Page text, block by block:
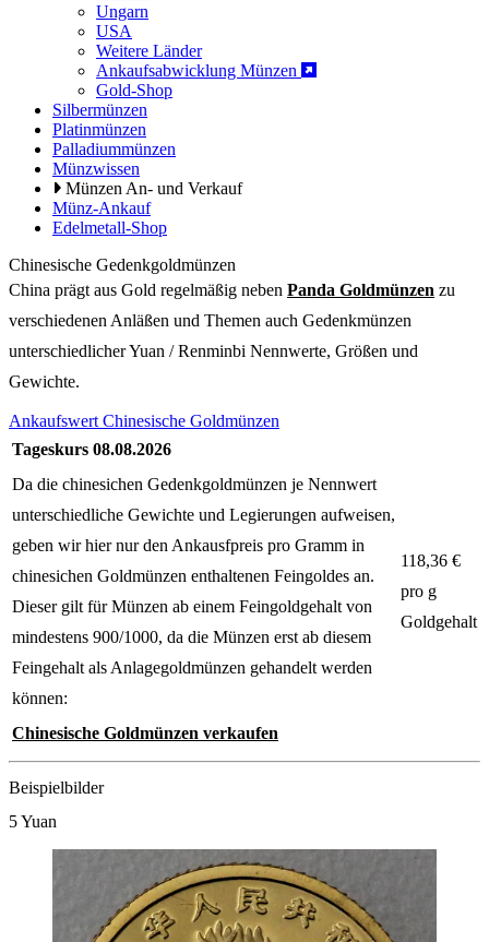
Ungarn
USA
Weitere Länder
Ankaufsabwicklung Münzen
Gold-Shop
Silbermünzen
Platinmünzen
Palladiummünzen
Münzwissen
Münzen An- und Verkauf
Münz-Ankauf
Edelmetall-Shop
Chinesische Gedenkgoldmünzen
China prägt aus Gold regelmäßig neben Panda Goldmünzen zu
verschiedenen Anläßen und Themen auch Gedenkmünzen
unterschiedlicher Yuan / Renminbi Nennwerte, Größen und
Gewichte.
Ankaufswert Chinesische Goldmünzen
Tageskurs 08.08.2026
Da die chinesichen Gedenkgoldmünzen je Nennwert
unterschiedliche Gewichte und Legierungen aufweisen,
geben wir hier nur den Ankausfpreis pro Gramm in
chinesichen Goldmünzen enthaltenen Feingoldes an.
Dieser gilt für Münzen ab einem Feingoldgehalt von
mindestens 900/1000, da die Münzen erst ab diesem
Feingehalt als Anlagegoldmünzen gehandelt werden
können:
118,36 €
pro g
Goldgehalt
Chinesische Goldmünzen verkaufen
Beispielbilder
5 Yuan